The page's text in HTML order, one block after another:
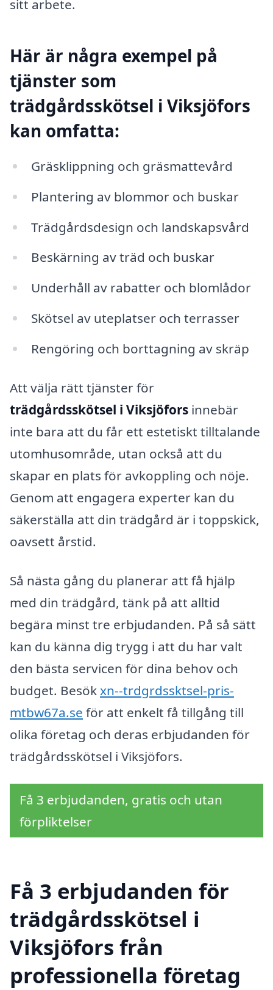
sitt arbete.
Här är några exempel på
tjänster som
trädgårdsskötsel i Viksjöfors
kan omfatta:
Gräsklippning och gräsmattevård
Plantering av blommor och buskar
Trädgårdsdesign och landskapsvård
Beskärning av träd och buskar
Underhåll av rabatter och blomlådor
Skötsel av uteplatser och terrasser
Rengöring och borttagning av skräp
Att välja rätt tjänster för
trädgårdsskötsel i Viksjöfors innebär
inte bara att du får ett estetiskt tilltalande
utomhusområde, utan också att du
skapar en plats för avkoppling och nöje.
Genom att engagera experter kan du
säkerställa att din trädgård är i toppskick,
oavsett årstid.
Så nästa gång du planerar att få hjälp
med din trädgård, tänk på att alltid
begära minst tre erbjudanden. På så sätt
kan du känna dig trygg i att du har valt
den bästa servicen för dina behov och
budget. Besökxn--trdgrdssktsel-pris-
mtbw67a.se för att enkelt få tillgång till
olika företag och deras erbjudanden för
trädgårdsskötsel i Viksjöfors.
Få 3 erbjudanden, gratis och utan
förpliktelser
Få 3 erbjudanden för
trädgårdsskötsel i
Viksjöfors från
professionella företag